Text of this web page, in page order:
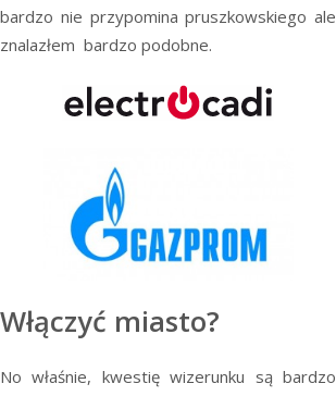
bardzo nie przypomina pruszkowskiego ale
znalazłem bardzo podobne.
Włączyć miasto?
No właśnie, kwestię wizerunku są bardzo